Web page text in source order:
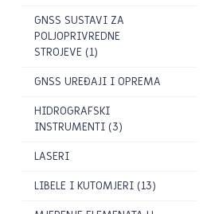
GNSS SUSTAVI ZA
POLJOPRIVREDNE
STROJEVE (1)
GNSS UREĐAJI I OPREMA
HIDROGRAFSKI
INSTRUMENTI (3)
LASERI
LIBELE I KUTOMJERI (13)